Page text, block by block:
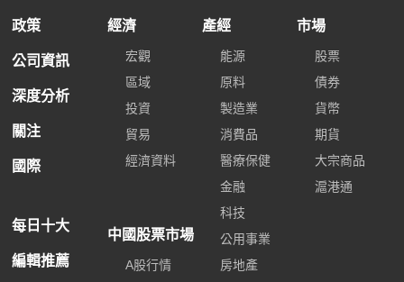
政策
公司資訊
深度分析
關注
國際
每日十大
編輯推薦
經濟
宏觀
區域
投資
貿易
經濟資料
中國股票市場
A股行情
產經
能源
原料
製造業
消費品
醫療保健
金融
科技
公用事業
房地產
市場
股票
債券
貨幣
期貨
大宗商品
滬港通